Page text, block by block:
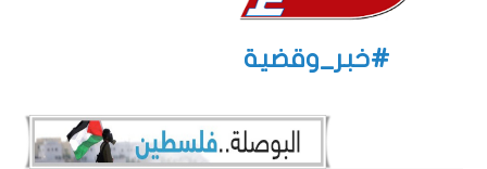
#خبر_وقضية